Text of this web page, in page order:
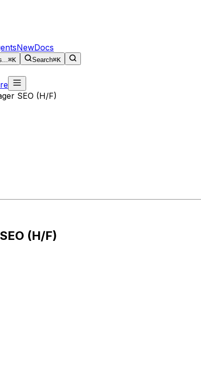
NewDocs
⌘K Search⌘K
SEO (H/F)
(H/F)